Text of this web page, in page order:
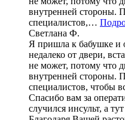
внутренней стороны.
специалистов,…
Светлана Ф.
Я пришла к бабушке и
недалеко от двери,
не может, потому что
внутренней стороны.
специалистов, чтобы
Спасибо вам за
случился инсульт, а